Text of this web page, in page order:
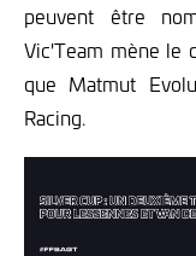
peuvent être
Vic'Team mène le
que Matmut
Racing.